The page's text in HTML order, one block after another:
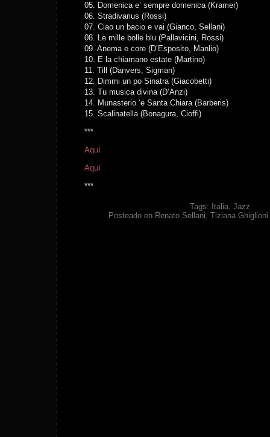
05. Domenica e’ sempre domenica (Kramer)
06. Stradivarius (Rossi)
07. Ciao un bacio e vai (Gianco, Sellani)
08. Le mille bolle blu (Pallavicini, Rossi)
09. Anema e core (D’Esposito, Manlio)
10. E la chiamano estate (Martino)
11. Till (Danvers, Sigman)
12. Dimmi un po Sinatra (Giacobetti)
13. Tu musica divina (D’Anzi)
14. Munasterio ‘e Santa Chiara (Barberis)
15. Scalinatella (Bonagura, Cioffi)
***
Aquí
Aquí
***
Tags: Italia, Jazz
Posteado en Renato Sellani, Tiziana Ghiglioni